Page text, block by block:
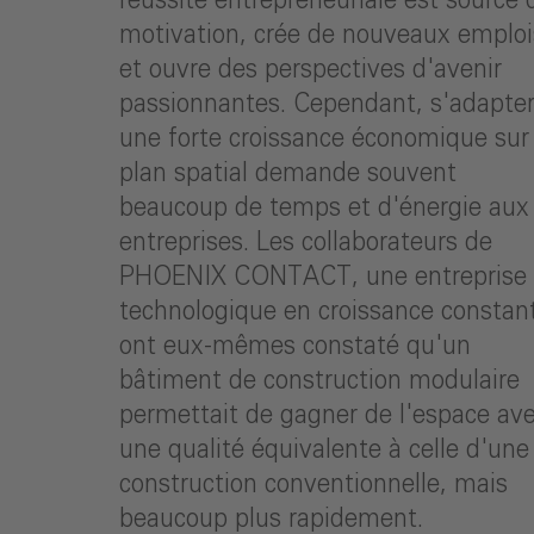
motivation, crée de nouveaux
et ouvre des perspectives d'avenir
passionnantes. Cependant,
une forte croissance économique sur
plan spatial demande souvent
beaucoup de temps et d'énergie aux
entreprises. Les collaborateurs de
PHOENIX CONTACT, une entreprise
technologique en croissance
ont eux-mêmes constaté qu'un
bâtiment de construction modulaire
permettait de gagner de l'espace
une qualité équivalente à celle d'une
construction conventionnelle, mais
beaucoup plus rapidement.